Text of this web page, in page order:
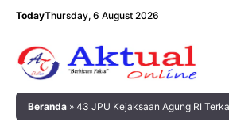
Langsung
TodayThursday, 6 August 2026
Beranda » 43 JPU Kejaksaan Agung RI